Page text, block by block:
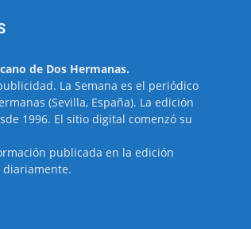
de Dos Hermanas.
La Semana es el periódico
(Sevilla, España). La edición
1996. El sitio digital comenzó su
publicada en la edición
diariamente.